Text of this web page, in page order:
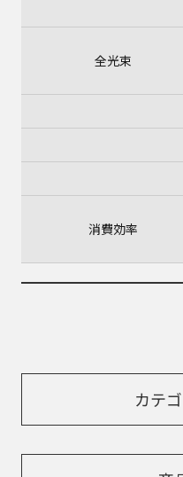
全光束
消費効率
カテ